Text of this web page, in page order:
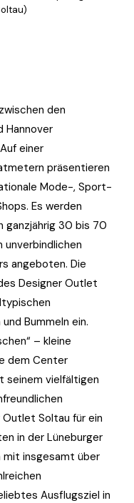
den
Hannover
einer
präsentieren
Mode-, Sport-
Es werden
ganzjährig 30 bis 70
angeboten. Die
Designer Outlet
Bummeln ein.
– kleine
dem Center
seinem vielfältigen
Soltau für ein
in der Lüneburger
mit insgesamt über
Ausflugsziel in